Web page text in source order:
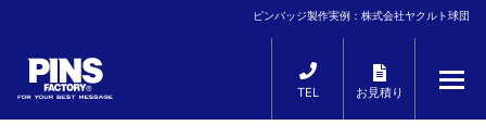
ピンバッジ製作実例：株式会社ヤクルト球団
TEL お見積り